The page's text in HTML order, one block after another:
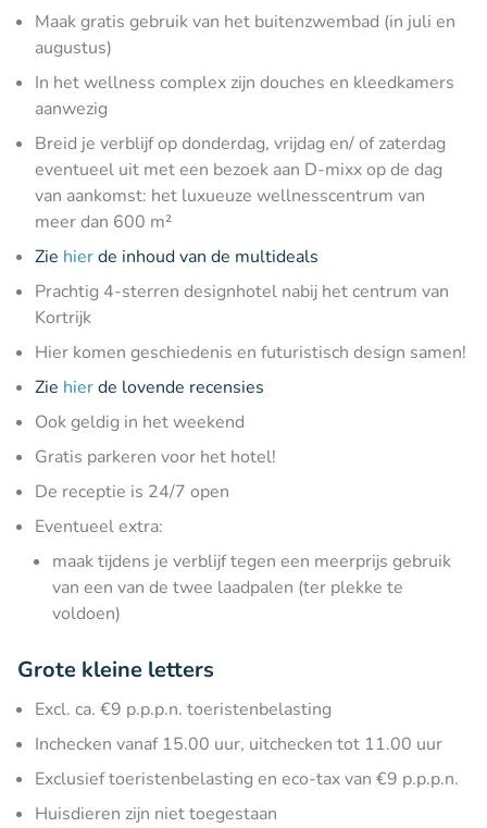
Maak gratis gebruik van het buitenzwembad (in juli en
augustus)
In het wellness complex zijn douches en kleedkamers
aanwezig
Breid je verblijf op donderdag, vrijdag en/ of zaterdag
eventueel uit met een bezoek aan D-mixx op de dag
van aankomst: het luxueuze wellnesscentrum van
meer dan 600 m²
Zie hierde inhoud van de multideals
Prachtig 4-sterren designhotel nabij het centrum van
Kortrijk
Hier komen geschiedenis en futuristisch design samen!
Zie hierde lovende recensies
Ook geldig in het weekend
Gratis parkeren voor het hotel!
De receptie is 24/7 open
Eventueel extra:
maak tijdens je verblijf tegen een meerprijs gebruik
van een van de twee laadpalen (ter plekke te
voldoen)
Grote kleine letters
Excl. ca. €9 p.p.p.n. toeristenbelasting
Inchecken vanaf 15.00 uur, uitchecken tot 11.00 uur
Exclusief toeristenbelasting en eco-tax van €9 p.p.p.n.
Huisdieren zijn niet toegestaan